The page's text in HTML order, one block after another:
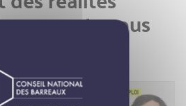
avocats vous